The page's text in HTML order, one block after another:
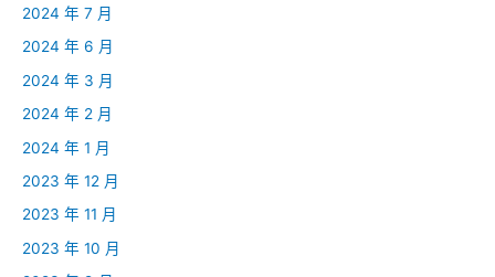
2024 年 7 月
2024 年 6 月
2024 年 3 月
2024 年 2 月
2024 年 1 月
2023 年 12 月
2023 年 11 月
2023 年 10 月